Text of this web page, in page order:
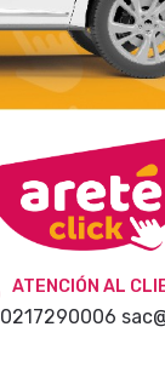
ATENCIÓN AL
0217290006